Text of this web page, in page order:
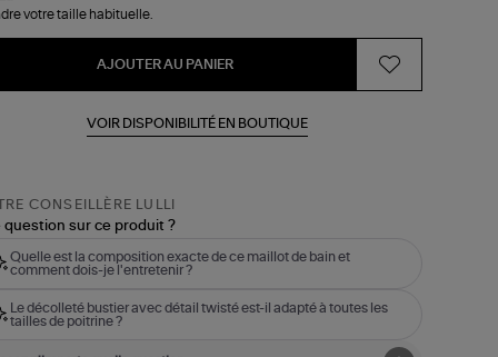
votre taille habituelle.
AJOUTER AU PANIER
VOIR DISPONIBILITÉ EN BOUTIQUE
CONSEILLÈRE LULLI
question sur ce produit ?
Quelle est la composition exacte de ce maillot de bain et
comment dois-je l'entretenir ?
Le décolleté bustier avec détail twisté est-il adapté à toutes les
tailles de poitrine ?